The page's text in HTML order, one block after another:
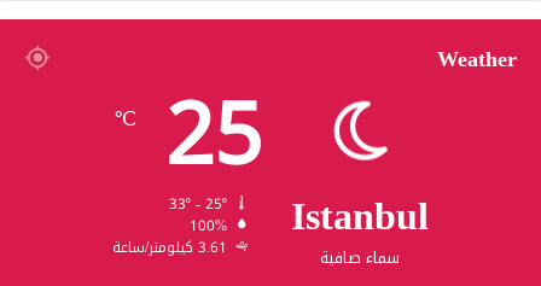
Weather
Istanbul
سماء صافية
25
℃
100%
3.61 كيلومتر/ساعة